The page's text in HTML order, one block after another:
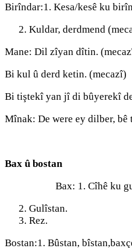
Birîndar:1. Kesa/kesê ku
Kuldar, derdmend
Mane: Dil zîyan dîtin.
Bi kul û derd ketin. (mecazî)
Bi tiştekî yan jî di bûyerekî
Mînak: De were ey dilber, bê
Bax û bostan
Bax: 1. Cîhê ku
Gulîstan.
Rez.
Bostan:1. Bûstan,